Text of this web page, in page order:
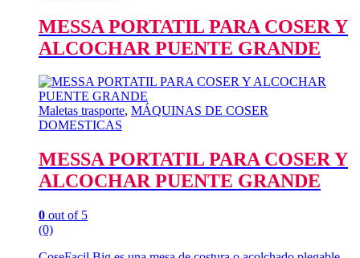
MESSA PORTATIL PARA COSER Y
ALCOCHAR PUENTE GRANDE
Maletas trasporte, MÁQUINAS DE COSER
DOMESTICAS
MESSA PORTATIL PARA COSER Y
ALCOCHAR PUENTE GRANDE
0 out of 5
(0)